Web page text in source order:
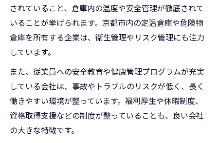
されていること、倉庫内の温度や安全管理が徹底されて
いることが挙げられます。京都市内の定温倉庫や危険物
倉庫を所有する企業は、衛生管理やリスク管理にも注力
しています。
また、従業員への安全教育や健康管理プログラムが充実
している会社は、事故やトラブルのリスクが低く、長く
働きやすい環境が整っています。福利厚生や休暇制度、
資格取得支援などの制度が整っていることも、良い会社
の大きな特徴です。